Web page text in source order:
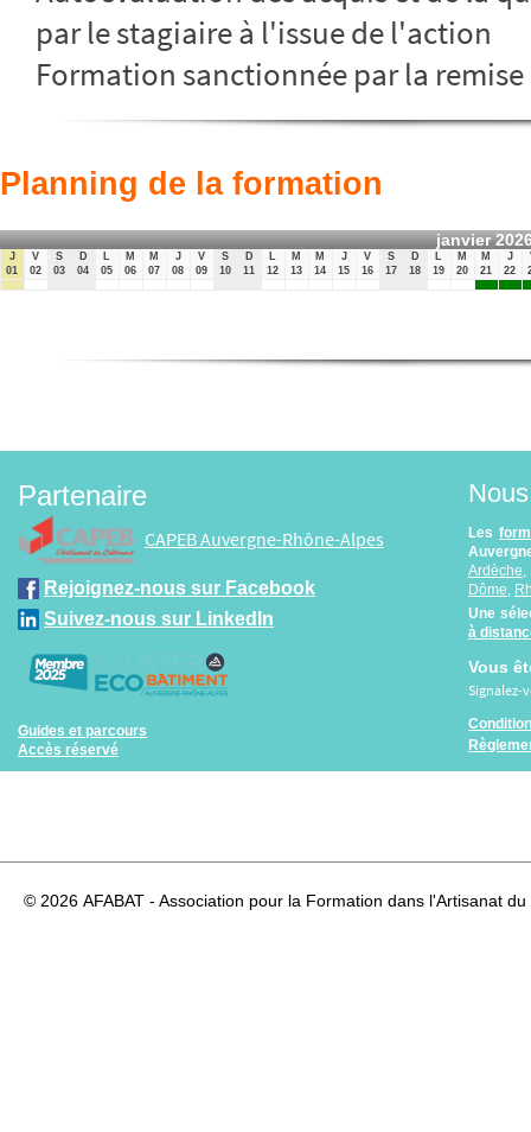
par le stagiaire à l'issue de l'action
Formation sanctionnée par la
Planning de la formation
janvier
J
01
V
02
S
03
D
04
05
M
06
M
07
J
08
V
09
S
10
D
11
12
M
13
M
14
J
15
V
16
S
17
D
18
19
M
20
M
21
J
22
Partenaire
CAPEB Auvergne-Rhône-Alpes
Rejoignez-nous sur Facebook
Suivez-nous sur LinkedIn
Guides et parcours
Accès réservé
Les
Ardèche
Dôme,
Une
à
Vous
Signalez-
© 2026 AFABAT - Association pour la Formation dans l'Artisanat du